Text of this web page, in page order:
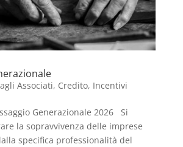
Associati, Credito, Incentivi
Generazionale 2026 Si
la sopravvivenza delle imprese
specifica professionalità del